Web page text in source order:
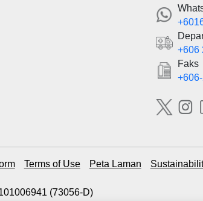
+606
Faks
Terms of Use Peta Laman
(73056-D)